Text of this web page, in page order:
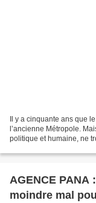
Il y a cinquante ans que
l’ancienne Métropole.
politique et humaine, ne
AGENCE PANA
moindre mal